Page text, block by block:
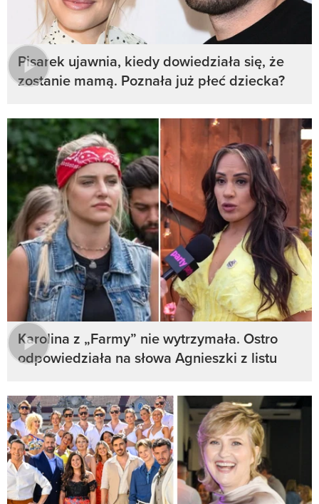
Pisarek ujawnia, kiedy dowiedziała się, że
zostanie mamą. Poznała już płeć dziecka?
Karolina z „Farmy” nie wytrzymała. Ostro
odpowiedziała na słowa Agnieszki z listu